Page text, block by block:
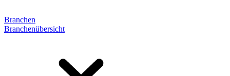
Branchen
Branchenübersicht